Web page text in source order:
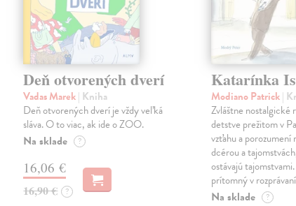
Deň otvorených dverí
Vadas Marek| Kniha
Deň otvorených dverí je vždy veľká
sláva. O to viac, ak ide o ZOO.
Na sklade ?
16,06 €
16,90 € ?
Katarínka
Modiano Patrick|
Zvláštne nostalgické
detstve prežitom v
vzťahu a porozumení
dcérou a
ostávajú
prítomný v
Na sklade ?